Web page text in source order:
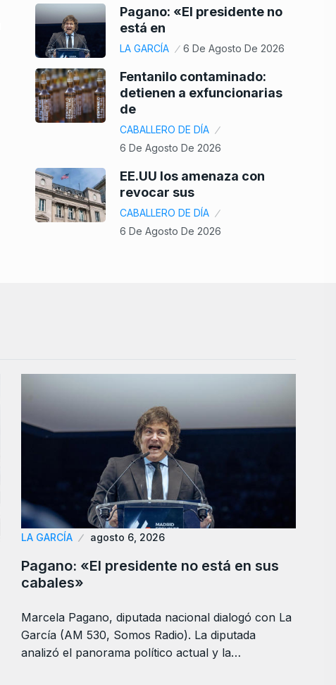
Pagano: «El presidente no
está en
LA GARCÍA 6 De Agosto De 2026
Fentanilo contaminado:
detienen a exfuncionarias
de
CABALLERO DE DÍA
6 De Agosto De 2026
EE.UU los amenaza con
revocar sus
CABALLERO DE DÍA
6 De Agosto De 2026
LA GARCÍA agosto 6, 2026
Pagano: «El presidente no está en sus
cabales»
Marcela Pagano, diputada nacional dialogó con La
García (AM 530, Somos Radio). La diputada
analizó el panorama político actual y la…